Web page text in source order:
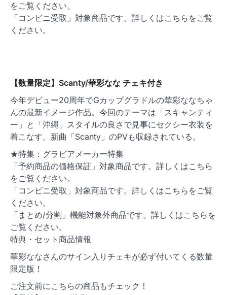
をご覧ください。
「コンビニ受取」対象商品です。詳しくはこちらをご覧
ください。
【数量限定】Scanty/華彩なな チェキ付き
今年デビュー20周年でGカップグラドルの華彩ななちゃ
んの最新イメージ作品。今回のテーマは「スキャンティ
ー」と「沖縄」スタイルの良さで見事にセクシー衣装を
着こなす。新曲「Scanty」のPVも収録されている。
★特集：グラビアメーカー特集
「予約商品の価格保証」対象商品です。詳しくはこちら
をご覧ください。
「コンビニ受取」対象商品です。詳しくはこちらをご覧
ください。
「まとめ/分割」機能対象外商品です。詳しくはこちらを
ご覧ください。
特典・セット商品情報
華彩ななさんのサイン入りチェキが必ず付いてくる数量
限定版！
ご注文前にこちらの商品もチェック！